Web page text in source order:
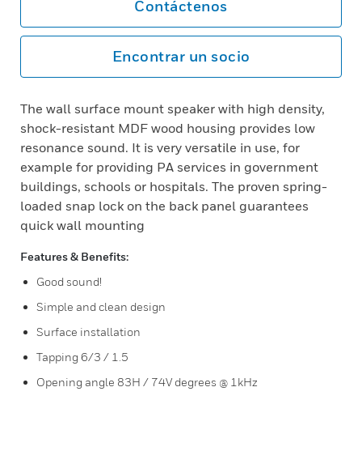
Contáctenos
Encontrar un socio
The wall surface mount speaker with high density,
shock-resistant MDF wood housing provides low
resonance sound. It is very versatile in use, for
example for providing PA services in government
buildings, schools or hospitals. The proven spring-
loaded snap lock on the back panel guarantees
quick wall mounting
Features & Benefits:
Good sound!
Simple and clean design
Surface installation
Tapping 6/3 / 1.5
Opening angle 83H / 74V degrees @ 1kHz